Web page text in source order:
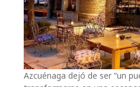
Azcuénaga dejó de ser “un